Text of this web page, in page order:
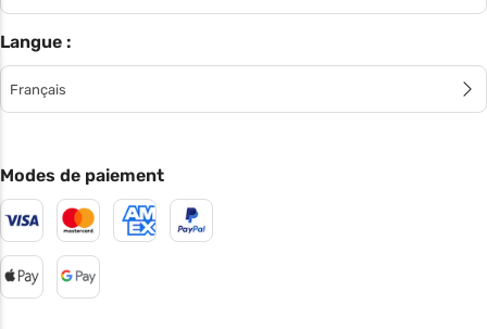
Langue :
Français
Modes de paiement